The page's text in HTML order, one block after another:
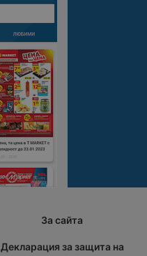
За сайта
Декларация за защита на